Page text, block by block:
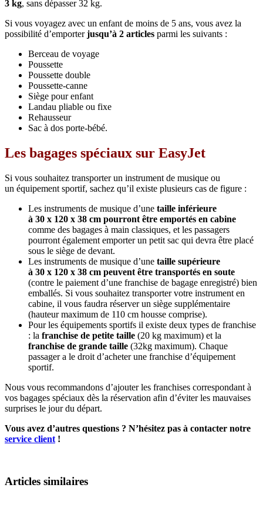
3 kg, sans dépasser 32 kg.
Si vous voyagez avec un enfant de moins de 5 ans, vous avez la
possibilité d’emporterjusqu’à 2 articles parmi les suivants :
Berceau de voyage
Poussette
Poussette double
Poussette-canne
Siège pour enfant
Landau pliable ou fixe
Rehausseur
Sac à dos porte-bébé.
Les bagages spéciaux sur EasyJet
Si vous souhaitez transporter un instrument de musique ou
un équipement sportif, sachez qu’il existe plusieurs cas de figure :
Les instruments de musique d’une taille inférieure
à 30 x 120 x 38 cm pourront être emportés en cabine
comme des bagages à main classiques, et les passagers
pourront également emporter un petit sac qui devra être placé
sous le siège de devant.
Les instruments de musique d’une taille supérieure
à 30 x 120 x 38 cm peuvent être transportés en soute
(contre le paiement d’une franchise de bagage enregistré) bien
emballés. Si vous souhaitez transporter votre instrument en
cabine, il vous faudra réserver un siège supplémentaire
(hauteur maximum de 110 cm housse comprise).
Pour les équipements sportifs il existe deux types de franchise
: la franchise de petite taille (20 kg maximum) et la
franchise de grande taille (32kg maximum). Chaque
passager a le droit d’acheter une franchise d’équipement
sportif.
Nous vous recommandons d’ajouter les franchises correspondant à
vos bagages spéciaux dès la réservation afin d’éviter les mauvaises
surprises le jour du départ.
Vous avez d’autres questions ? N’hésitez pas à contacter notre
service client !
Articles similaires